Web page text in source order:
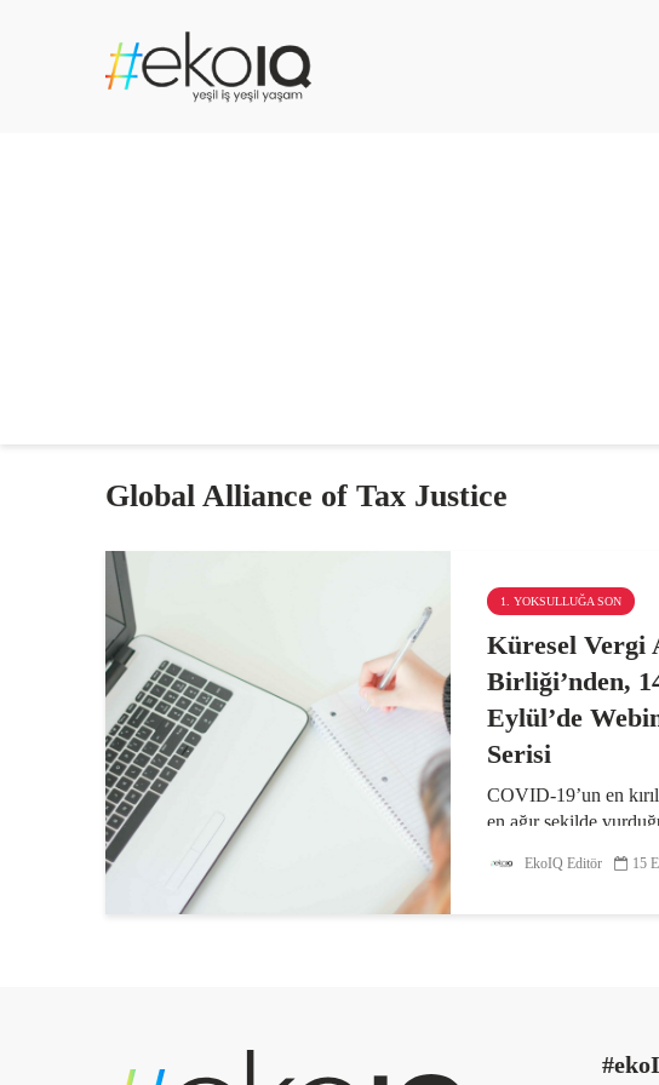
Global Alliance of Tax Justice
1. YOKSULLUĞA SON
Küresel Vergi
Birliği’nden,
Eylül’de
Serisi
COVID-19’un en
en ağır şekilde
büyük önem
EkoIQ Editör 15